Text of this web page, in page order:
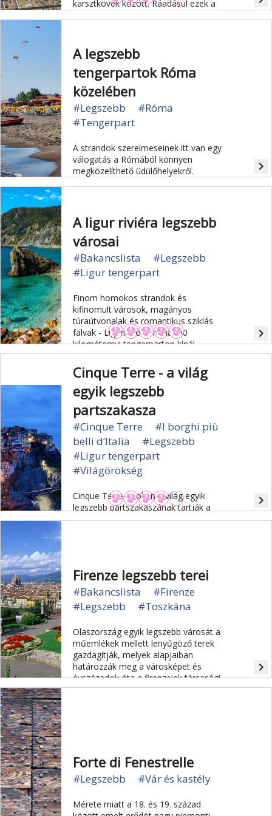
karsztkövek között. Ráadásul ezek a
A legszebb
tengerpartok Róma
közelében
#Legszebb
#Róma
#Tengerpart
A strandok szerelmeseinek itt van egy
válogatás a Rómából könnyen
megközelíthető üdülőhelyekről.
navigate_next
A ligur riviéra legszebb
városai
#Bakancslista
#Legszebb
#Ligur tengerpart
Finom homokos strandok és
kifinomult városok, magányos
túraútvonalak és romantikus sziklás
falvak - Liguria több mint 300
kilométernyi tengerparton kínál
változatosságot, legyen szó kulturális
és művészeti élvezetről, napozásról
vagy aktív pihenésről.
navigate_next
Cinque Terre - a világ
egyik legszebb
partszakasza
#Cinque Terre
#I borghi più
belli d’Italia
#Legszebb
#Ligur tengerpart
#Világörökség
Cinque Terre-t sokan a világ egyik
legszebb partszakaszának tartják a
festői táj miatt. A sziklára épült öt
listájára.
navigate_next
Firenze legszebb terei
#Bakancslista
#Firenze
#Legszebb
#Toszkána
Olaszország egyik legszebb városát a
műemlékek mellett lenyűgöző terek
gazdagítják, melyek alapjaiban
határozzák meg a városképet és
évszázadok óta a firenzeiek társasági
életének központjai.
navigate_next
Forte di Fenestrelle
#Legszebb #Vár és kastély
Mérete miatt a 18. és 19. század